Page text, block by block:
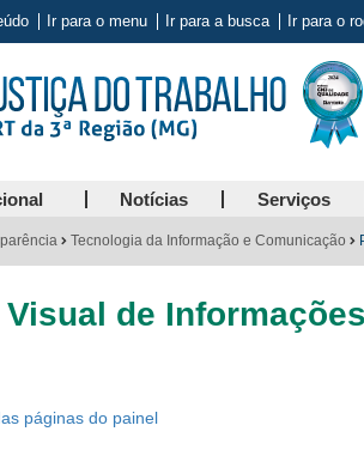
Ir para o menu Ir para a busca Ir para o
Notícias Serviços
Tecnologia da Informação e Comunicação
de
páginas do painel